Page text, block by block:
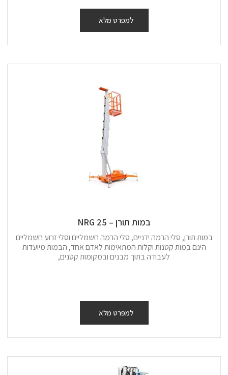
למפרט מלא
במות תורן – 25 NRG
במות תורן, סלי הרמה ידניים, סלי הרמה חשמליים וסלי זרוע חשמליים
הינם במות קטנות וקלות המתאימות לאדם אחד, הבמות מיועדות
לעבודה בתוך מבנים ובמקומות קטנים,
למפרט מלא